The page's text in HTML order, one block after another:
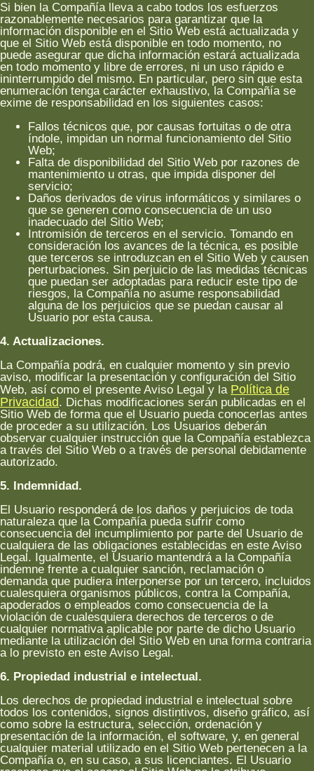
Si bien la Compañía lleva a cabo todos los esfuerzos
razonablemente necesarios para garantizar que la
información disponible en el Sitio Web está actualizada y
que el Sitio Web está disponible en todo momento, no
puede asegurar que dicha información estará actualizada
en todo momento y libre de errores, ni un uso rápido e
ininterrumpido del mismo. En particular, pero sin que esta
enumeración tenga carácter exhaustivo, la Compañía se
exime de responsabilidad en los siguientes casos:
Fallos técnicos que, por causas fortuitas o de otra
índole, impidan un normal funcionamiento del Sitio
Web;
Falta de disponibilidad del Sitio Web por razones de
mantenimiento u otras, que impida disponer del
servicio;
Daños derivados de virus informáticos y similares o
que se generen como consecuencia de un uso
inadecuado del Sitio Web;
Intromisión de terceros en el servicio. Tomando en
consideración los avances de la técnica, es posible
que terceros se introduzcan en el Sitio Web y causen
perturbaciones. Sin perjuicio de las medidas técnicas
que puedan ser adoptadas para reducir este tipo de
riesgos, la Compañía no asume responsabilidad
alguna de los perjuicios que se puedan causar al
Usuario por esta causa.
4. Actualizaciones.
La Compañía podrá, en cualquier momento y sin previo
aviso, modificar la presentación y configuración del Sitio
Web, así como el presente Aviso Legal y la Política de
Privacidad. Dichas modificaciones serán publicadas en el
Sitio Web de forma que el Usuario pueda conocerlas antes
de proceder a su utilización. Los Usuarios deberán
observar cualquier instrucción que la Compañía establezca
a través del Sitio Web o a través de personal debidamente
autorizado.
5. Indemnidad.
El Usuario responderá de los daños y perjuicios de toda
naturaleza que la Compañía pueda sufrir como
consecuencia del incumplimiento por parte del Usuario de
cualquiera de las obligaciones establecidas en este Aviso
Legal. Igualmente, el Usuario mantendrá a la Compañía
indemne frente a cualquier sanción, reclamación o
demanda que pudiera interponerse por un tercero, incluidos
cualesquiera organismos públicos, contra la Compañía,
apoderados o empleados como consecuencia de la
violación de cualesquiera derechos de terceros o de
cualquier normativa aplicable por parte de dicho Usuario
mediante la utilización del Sitio Web en una forma contraria
a lo previsto en este Aviso Legal.
6. Propiedad industrial e intelectual.
Los derechos de propiedad industrial e intelectual sobre
todos los contenidos, signos distintivos, diseño gráfico, así
como sobre la estructura, selección, ordenación y
presentación de la información, el software, y, en general
cualquier material utilizado en el Sitio Web pertenecen a la
Compañía o, en su caso, a sus licenciantes. El Usuario